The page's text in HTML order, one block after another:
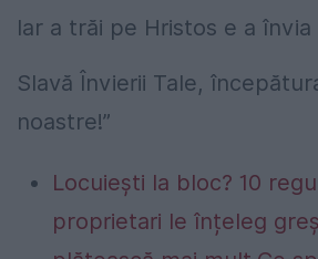
Iar a trăi pe Hristos e a
Slavă Învierii Tale,
noastre!”
Locuiești la bloc? 10
proprietari le înțeleg